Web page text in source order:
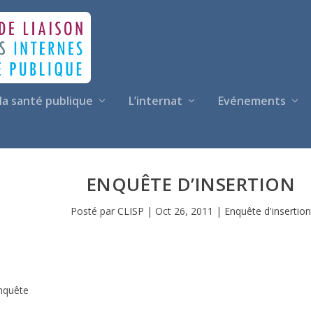
santé publique L’internat Evénements
ENQUÊTE D’INSERTION
Posté par CLISP | Oct 26, 2011 | Enquête d'insertion